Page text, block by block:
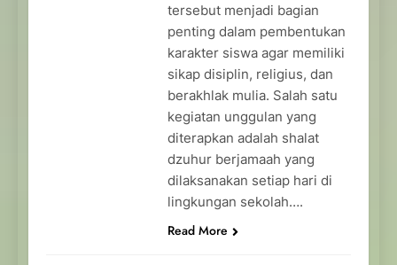
tersebut menjadi bagian
penting dalam pembentukan
karakter siswa agar memiliki
sikap disiplin, religius, dan
berakhlak mulia. Salah satu
kegiatan unggulan yang
diterapkan adalah shalat
dzuhur berjamaah yang
dilaksanakan setiap hari di
lingkungan sekolah….
Read More